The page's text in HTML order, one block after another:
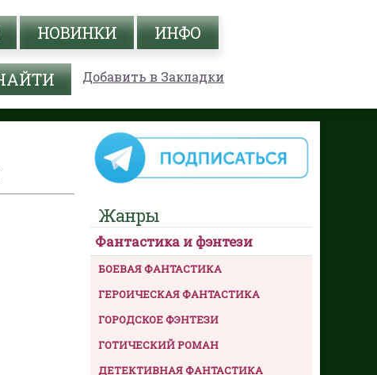
НОВИНКИ ИНФО
Добавить в Закладки
Жанры
Фантастика и фэнтези
БОЕВАЯ ФАНТАСТИКА
ГЕРОИЧЕСКАЯ ФАНТАСТИКА
ГОРОДСКОЕ ФЭНТЕЗИ
ГОТИЧЕСКИЙ РОМАН
ДЕТЕКТИВНАЯ ФАНТАСТИКА